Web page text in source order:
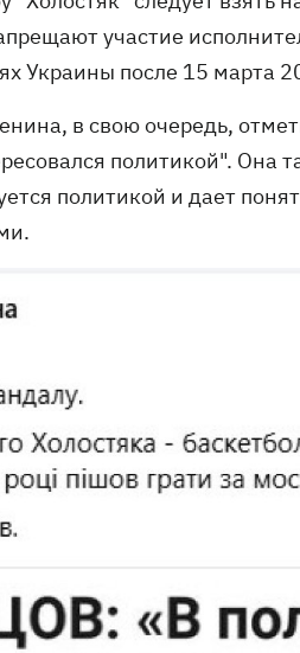
участие
Украины после 15 марта
в свою очередь,
политикой". Она
политикой и дает